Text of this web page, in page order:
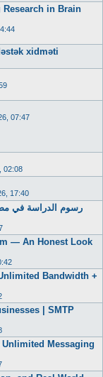
in Brain
xidməti
07:47
02:08
17:40
رسوم الدراسة في
— An Honest Look
Bandwidth +
| SMTP
Messaging